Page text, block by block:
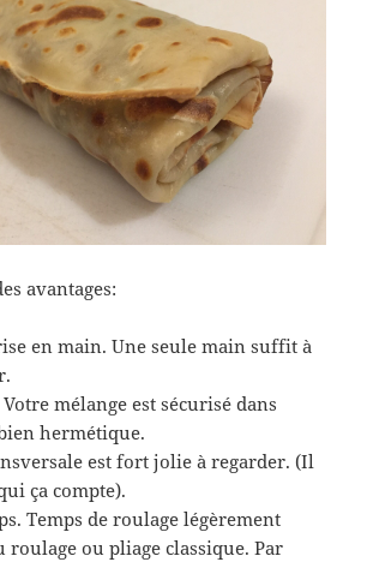
avantages:
en main. Une seule main suffit à
mélange est sécurisé dans
hermétique.
est fort jolie à regarder. (Il
ça compte).
Temps de roulage légèrement
roulage ou pliage classique. Par